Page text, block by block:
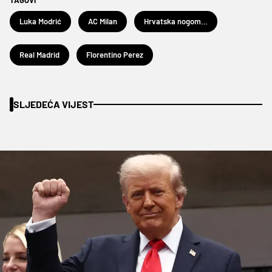
Luka Modrić AC Milan
Real Madrid Florentino Perez
SLJEDEĆA VIJEST